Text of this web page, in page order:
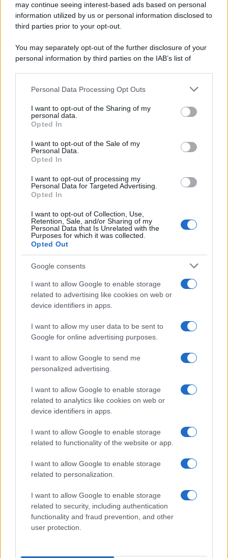
may continue seeing interest-based ads based on personal
information utilized by us or personal information disclosed to
third parties prior to your opt-out.
You may separately opt-out of the further disclosure of your
personal information by third parties on the IAB’s list of
This information may also be disclosed by us to third parties
disclose it to other third parties.
Please note that this website/app uses one or more Google
services and may gather and store information including but
not limited to your visit or usage behaviour. You may click to
grant or deny consent to Google and its third-party tags to
consent section.
Personal Data Processing Opt Outs
I want to opt-out of the Sharing of my
personal data.
Opted In
I want to opt-out of the Sale of my
Personal Data.
Opted In
I want to opt-out of processing my
Personal Data for Targeted Advertising.
Opted In
I want to opt-out of Collection, Use,
Retention, Sale, and/or Sharing of my
Personal Data that Is Unrelated with the
Purposes for which it was collected.
Opted Out
Google consents
I want to allow Google to enable storage
related to advertising like cookies on web or
device identifiers in apps.
I want to allow my user data to be sent to
Google for online advertising purposes.
I want to allow Google to send me
personalized advertising.
I want to allow Google to enable storage
related to analytics like cookies on web or
device identifiers in apps.
I want to allow Google to enable storage
related to functionality of the website or app.
I want to allow Google to enable storage
related to personalization.
I want to allow Google to enable storage
related to security, including authentication
functionality and fraud prevention, and other
user protection.
Lo sapevi che...
turismo: la città prepara un
cambiamento profondo
Il suono dei campanacci annuncia uno
degli spettacoli più belli dell’autunno
italiano
Queste spiagge sembrano irreali, ma
esistono davvero: la nuova classifica
CHI
SIAMO
PARTNERSHIP E
ACCREDITAMENTI
© 2026 - VOLOSCONTATO CONSIGLI E DIARI DI VIAGGIO - P.IVA
04827280654 – TESTATA REGISTRATA AL TRIBUNALE DI NOCERA
INFERIORE N. 3/2026 – REG. N. 1894/2026 ISCRIZIONE AL ROC N.
35792 – ISCRITTA ALL’ANSO (ASSOCIAZIONE NAZIONALE STAMPA
ONLINE)
MAPPA DEL SITO